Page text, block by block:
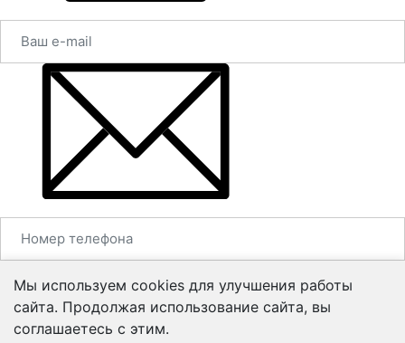
Мы используем cookies для улучшения работы
сайта. Продолжая использование сайта, вы
соглашаетесь с этим.